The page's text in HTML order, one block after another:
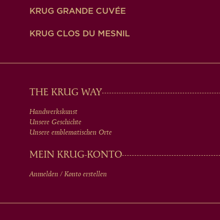
KRUG GRANDE CUVÉE
KRUG CLOS DU MESNIL
MAIN
MEN
IN
FOOTER
THE KRUG WAY
Handwerkskunst
Unsere Geschichte
Unsere emblematischen Orte
MEIN KRUG-KONTO
Anmelden / Konto erstellen